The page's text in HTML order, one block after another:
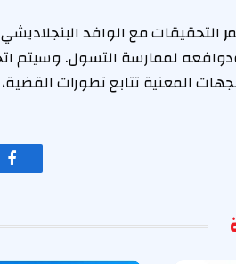
التحقيقات مع الوافد
لممارسة التسول. وسيتم
المعنية تتابع تطورات